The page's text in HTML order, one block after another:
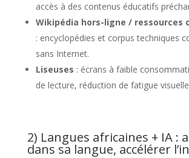
accès à des contenus éducatifs
Wikipédia hors-ligne / ressources
: encyclopédies et corpus techniques
sans Internet.
Liseuses : écrans à faible
de lecture, réduction de fatigue
2) Langues africaines + IA :
dans sa langue, accélérer